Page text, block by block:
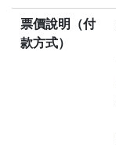
票價說明（付
款方式）